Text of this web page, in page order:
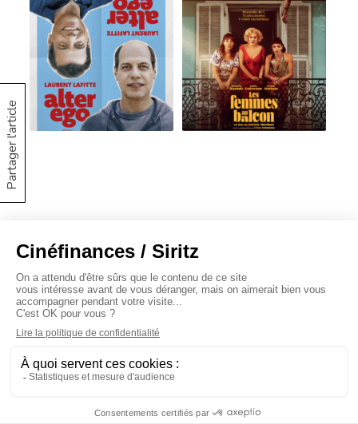
Partager l'article
À propos
Baromètres
Cinéscoop
Éditorial
Le Carrefour
Siritz © 2020 -